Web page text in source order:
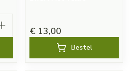
€ 13,00
Bestel